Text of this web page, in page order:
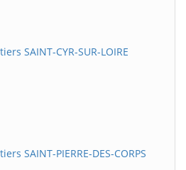
SAINT-CYR-SUR-LOIRE
SAINT-PIERRE-DES-CORPS